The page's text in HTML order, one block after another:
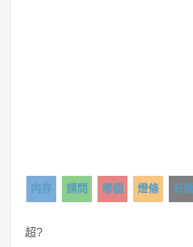
内存 請問 哪個 燈條
好
超?